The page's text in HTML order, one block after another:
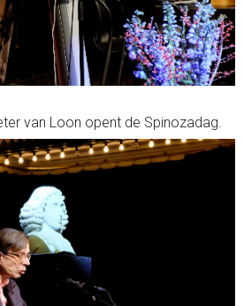
van Loon opent de Spinozadag.